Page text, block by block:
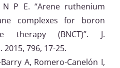
P E. “Arene ruthenium
complexes for boron
therapy (BNCT)”. J.
796, 17-25.
A, Romero-Canelón I,